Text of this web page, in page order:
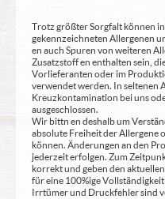
Trotz größter Sorgfalt können
gekennzeichneten Allergenen
en auch Spuren von weiteren
Zusatzstoff en enthalten sein,
Vorlieferanten oder im
verwendet werden. In seltenen
Kreuzkontamination bei uns
ausgeschlossen.
Wir bittn en deshalb um
absolute Freiheit der Allergene
können. Änderungen an den
jederzeit erfolgen. Zum
korrekt und geben den
für eine 100%ige
Irrtümer und Druckfehler sind